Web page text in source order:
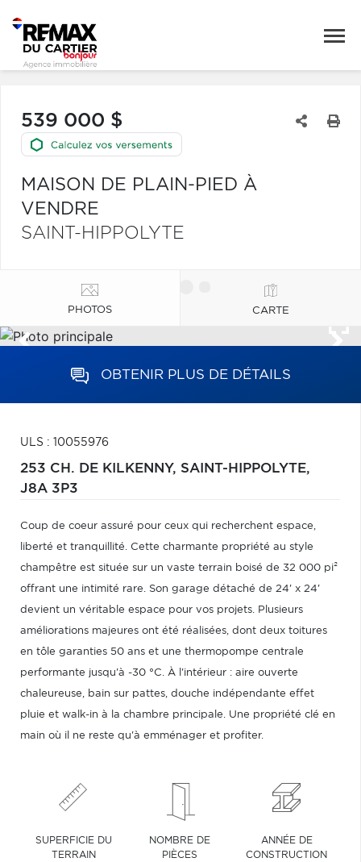
539 000 $
MAISON DE PLAIN-PIED À
VENDRE
SAINT-HIPPOLYTE
PHOTOS CARTE
OBTENIR PLUS DE DÉTAILS
ULS : 10055976
253 CH. DE KILKENNY, SAINT-HIPPOLYTE,
J8A 3P3
Coup de coeur assuré pour ceux qui recherchent espace,
liberté et tranquillité. Cette charmante propriété au style
champêtre est située sur un vaste terrain boisé de 32 000 pi²
offrant une intimité rare. Son garage détaché de 24' x 24'
devient un véritable espace pour vos projets. Plusieurs
améliorations majeures ont été réalisées, dont deux toitures
en tôle garanties 50 ans et une thermopompe centrale
performante jusqu'à -30 °C. À l'intérieur : aire ouverte
chaleureuse, bain sur pattes, douche indépendante effet
pluie et walk-in à la chambre principale. Une propriété clé en
main où il ne reste qu'à emménager et profiter.
SUPERFICIE DU
TERRAIN
NOMBRE DE
PIÈCES
ANNÉE DE
CONSTRUCTION